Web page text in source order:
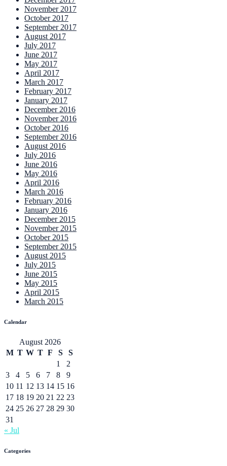
November 2017
October 2017
September 2017
August 2017
July 2017
June 2017
May 2017
April 2017
March 2017
February 2017
January 2017
December 2016
November 2016
October 2016
September 2016
August 2016
July 2016
June 2016
May 2016
April 2016
March 2016
February 2016
January 2016
December 2015
November 2015
October 2015
September 2015
August 2015
July 2015
June 2015
May 2015
April 2015
March 2015
Calendar
August 2026
M T W T F S
S
1
2
3
4 5 6 7 8
9
10 11 12 13 14 15 16
17 18 19 20 21 22 23
24 25 26 27 28 29 30
31
« Jul
Categories